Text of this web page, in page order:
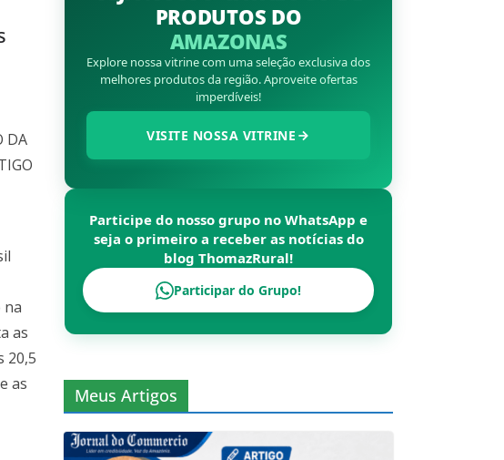
DA
na
as
20,5
as
PRODUTOS DO
AMAZONAS
Explore nossa vitrine com uma seleção exclusiva dos
melhores produtos da região. Aproveite ofertas
imperdíveis!
VISITE NOSSA VITRINE
Participe do nosso grupo no WhatsApp e
seja o primeiro a receber as notícias do
blogThomazRural!
Participar do Grupo!
Meus Artigos